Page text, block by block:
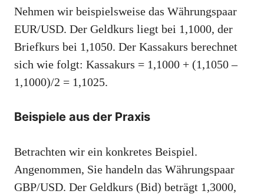
Nehmen wir beispielsweise das Währungspaar
EUR/USD. Der Geldkurs liegt bei 1,1000, der
Briefkurs bei 1,1050. Der Kassakurs berechnet
sich wie folgt: Kassakurs = 1,1000 + (1,1050 –
1,1000)/2 = 1,1025.
Beispiele aus der Praxis
Betrachten wir ein konkretes Beispiel.
Angenommen, Sie handeln das Währungspaar
GBP/USD. Der Geldkurs (Bid) beträgt 1,3000,